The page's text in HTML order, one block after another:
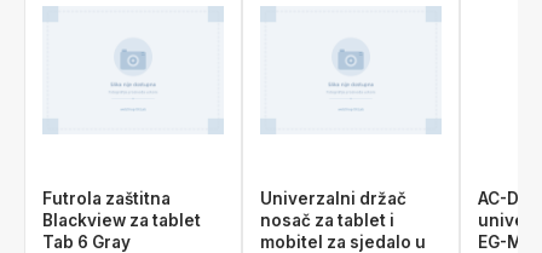
Futrola zaštitna
Blackview za tablet
Tab 6 Gray
Univerzalni držač
nosač za tablet i
mobitel za sjedalo u
AC-DC
EG-